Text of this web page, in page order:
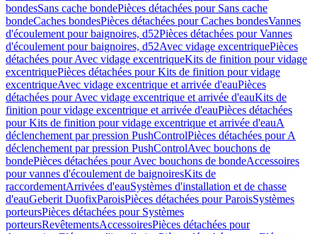
bondesSans cache bondePièces détachées pour Sans cache
bondeCaches bondesPièces détachées pour Caches bondesVannes
d'écoulement pour baignoires, d52Pièces détachées pour Vannes
d'écoulement pour baignoires, d52Avec vidage excentriquePièces
détachées pour Avec vidage excentriqueKits de finition pour vidage
excentriquePièces détachées pour Kits de finition pour vidage
excentriqueAvec vidage excentrique et arrivée d'eauPièces
détachées pour Avec vidage excentrique et arrivée d'eauKits de
finition pour vidage excentrique et arrivée d'eauPièces détachées
pour Kits de finition pour vidage excentrique et arrivée d'eauA
déclenchement par pression PushControlPièces détachées pour A
déclenchement par pression PushControlAvec bouchons de
bondePièces détachées pour Avec bouchons de bondeAccessoires
pour vannes d'écoulement de baignoiresKits de
raccordementArrivées d'eauSystèmes d'installation et de chasse
d'eauGeberit DuofixParoisPièces détachées pour ParoisSystèmes
porteursPièces détachées pour Systèmes
porteursRevêtementsAccessoiresPièces détachées pour